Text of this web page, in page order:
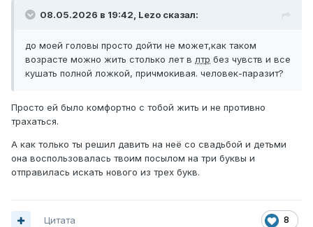
08.05.2026 в 19:42, Lezo сказал:
до моей головы просто дойти не может,как таком
возрасте можно жить столько лет в лтр без чувств и все
кушать полной ложкой, причмокивая. человек-паразит?
Просто ей было комфортно с тобой жить и не противно
трахаться.
А как только ты решил давить на неё со свадьбой и детьми
она воспользовалась твоим посылом на три буквы и
отправилась искать нового из трех букв.
8
Цитата